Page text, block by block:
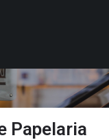
Papelaria